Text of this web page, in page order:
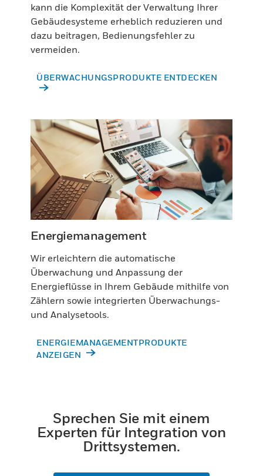
kann die Komplexität der Verwaltung Ihrer
Gebäudesysteme erheblich reduzieren und
dazu beitragen, Bedienungsfehler zu
vermeiden.
ÜBERWACHUNGSPRODUKTE ENTDECKEN
Energiemanagement
Wir erleichtern die automatische
Überwachung und Anpassung der
Energieflüsse in Ihrem Gebäude mithilfe von
Zählern sowie integrierten Überwachungs-
und Analysetools.
ENERGIEMANAGEMENTPRODUKTE
ANZEIGEN
Sprechen Sie mit einem
Experten für Integration von
Drittsystemen.